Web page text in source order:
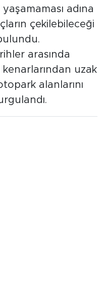
adına
çekilebileceği
arasında
uzak
alanlarını